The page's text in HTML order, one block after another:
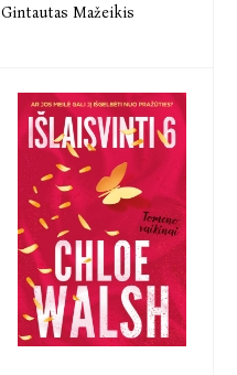
Gintautas Mažeikis